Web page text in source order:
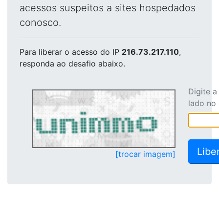
acessos suspeitos a sites hospedados
conosco.
Para liberar o acesso do IP 216.73.217.110,
responda ao desafio abaixo.
[trocar imagem]
Digite
lado no